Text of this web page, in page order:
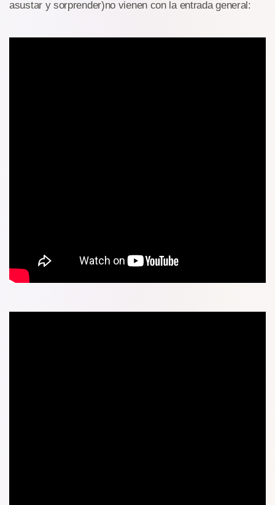
asustar y sorprender)no vienen con la entrada general: